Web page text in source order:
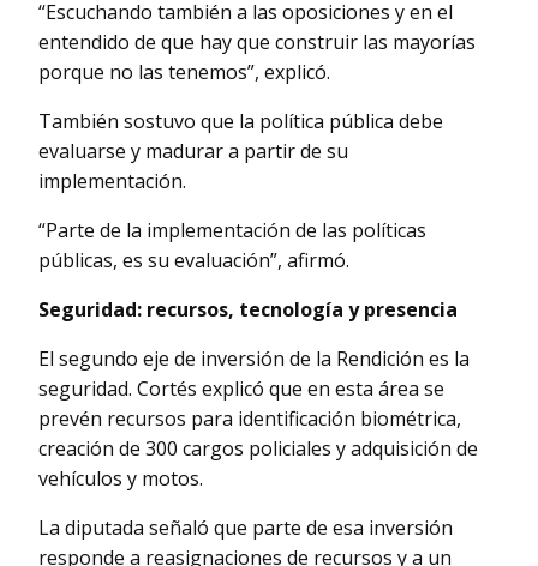
“Escuchando también a las oposiciones y en el
entendido de que hay que construir las mayorías
porque no las tenemos”, explicó.
También sostuvo que la política pública debe
evaluarse y madurar a partir de su
implementación.
“Parte de la implementación de las políticas
públicas, es su evaluación”, afirmó.
Seguridad: recursos, tecnología y presencia
El segundo eje de inversión de la Rendición es la
seguridad. Cortés explicó que en esta área se
prevén recursos para identificación biométrica,
creación de 300 cargos policiales y adquisición de
vehículos y motos.
La diputada señaló que parte de esa inversión
responde a reasignaciones de recursos y a un